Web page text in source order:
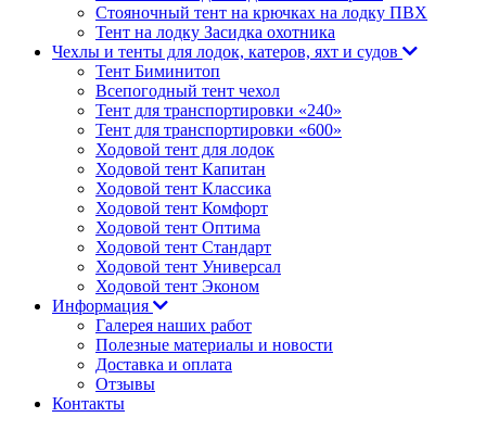
Стояночный тент на крючках на лодку ПВХ
Тент на лодку Засидка охотника
Чехлы и тенты для лодок, катеров, яхт и судов
Тент Биминитоп
Всепогодный тент чехол
Тент для транспортировки «240»
Тент для транспортировки «600»
Ходовой тент для лодок
Ходовой тент Капитан
Ходовой тент Классика
Ходовой тент Комфорт
Ходовой тент Оптима
Ходовой тент Стандарт
Ходовой тент Универсал
Ходовой тент Эконом
Информация
Галерея наших работ
Полезные материалы и новости
Доставка и оплата
Отзывы
Контакты